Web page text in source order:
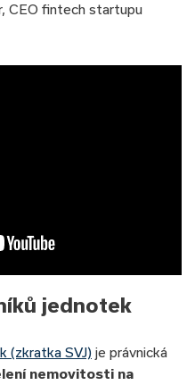
CEO fintech startupu
jednotek
(zkratka SVJ) je právnická
nemovitosti na